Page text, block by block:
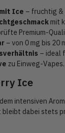
Ice – fruchtig &
mit
Premium-
– von 0 mg bis 20
– ideal
zu Einweg-Vapes.
Ice
intensiven
dabei stets